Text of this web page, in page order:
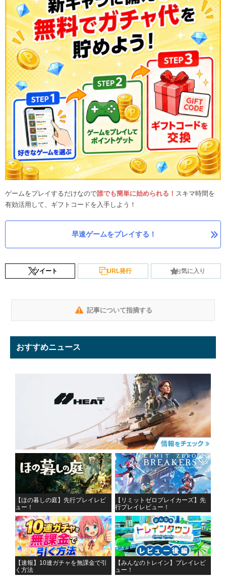
ゲームをプレイするだけなので誰でも簡単に始められる！ スキマ時間を
有効活用して、ギフトコードを入手しよう！
早速ゲームをプレイする！
ツイート URL発行 お気に入り
記事について指摘する
おすすめニュース
【ほの暮しの庭】先行プレイレビ
ュー！
【リミットゼロブレイカーズ】先
行プレイレビュー！
【速報】10連ガチャを無課金で引
く方法
【みんなのトレイン】プレイレビ
ュー！